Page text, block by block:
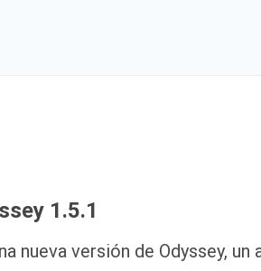
1.5.1
nueva versión de Odyssey,